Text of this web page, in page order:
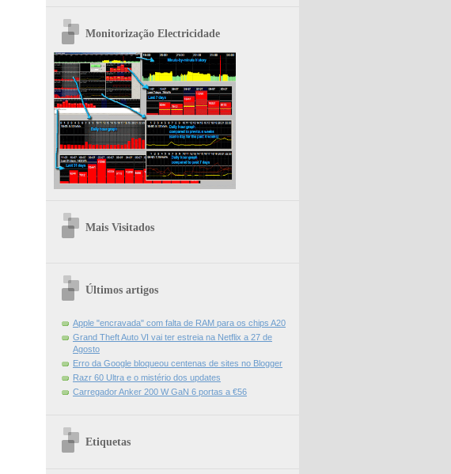
Monitorização Electricidade
Mais Visitados
Últimos artigos
Apple "encravada" com falta de RAM para os chips A20
Grand Theft Auto VI vai ter estreia na Netflix a 27 de
Agosto
Erro da Google bloqueou centenas de sites no Blogger
Razr 60 Ultra e o mistério dos updates
Carregador Anker 200 W GaN 6 portas a €56
Etiquetas